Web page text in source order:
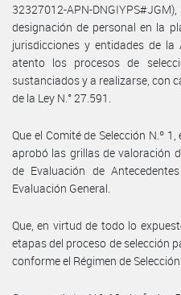
32327012-APN-
designación de personal en la
jurisdicciones y entidades de la
atento los procesos de
sustanciados y a realizarse, con
de la Ley N.° 27.591.
Que el Comité de Selección N.º
aprobó las grillas de valoración
de Evaluación de
Evaluación General.
Que, en virtud de todo lo
etapas del proceso de selección
conforme el Régimen de